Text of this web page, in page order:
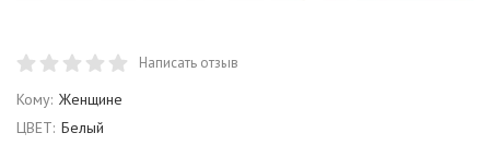
Написать отзыв
Кому: Женщине
ЦВЕТ: Белый